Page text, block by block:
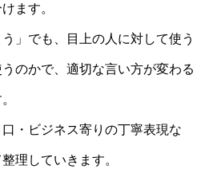
ます。
」でも、目上の人に対して使う
のかで、適切な言い方が変わる
・ビジネス寄りの丁寧表現な
理していきます。